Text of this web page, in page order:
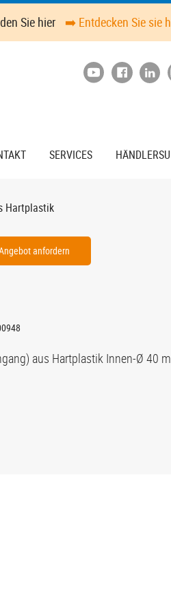
Sie hier ➡️ Entdecken Sie sie
SERVICES
Hartplastik
anfordern
aus Hartplastik Innen-Ø 40